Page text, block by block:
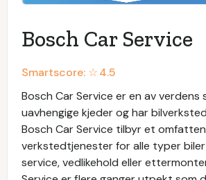
Bosch Car Service
Smartscore: ☆4.5
Bosch Car Service er en av verdens
uavhengige kjeder og har
Bosch Car Service tilbyr et
verkstedtjenester for alle typer
service, vedlikehold eller